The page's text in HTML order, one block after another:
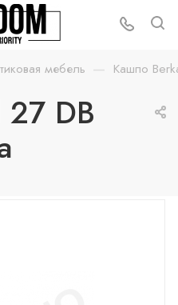
мебель — Кашпо
DB